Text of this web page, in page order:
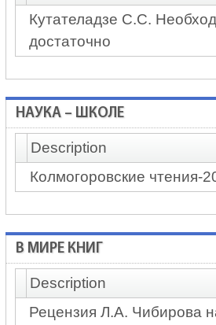
Кутателадзе С.С.
достаточно
НАУКА – ШКОЛЕ
Description
Колмогоровские чтения-
В МИРЕ КНИГ
Description
Рецензия Л.А. Чибирова